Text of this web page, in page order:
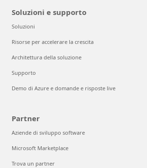
Soluzioni e supporto
Soluzioni
Risorse per accelerare la crescita
Architettura della soluzione
Supporto
Demo di Azure e domande e risposte live
Partner
Aziende di sviluppo software
Microsoft Marketplace
Trova un partner